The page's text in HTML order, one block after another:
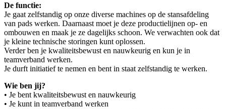
De functie:
Je gaat zelfstandig op onze diverse machines op de stansafdeling
van pads werken. Daarnaast moet je deze productielijnen op- en
ombouwen en maak je ze dagelijks schoon. We verwachten ook dat
je kleine technische storingen kunt oplossen.
Verder ben je kwaliteitsbewust en nauwkeurig en kun je in
teamverband werken.
Je durft initiatief te nemen en bent in staat zelfstandig te werken.
Wie ben jij?
• Je bent kwaliteitsbewust en nauwkeurig
• Je kunt in teamverband werken